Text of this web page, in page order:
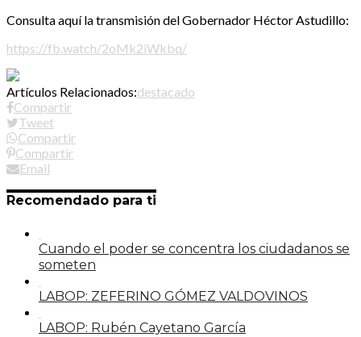
Consulta aquí la transmisión del Gobernador Héctor Astudillo:
https://fb.watch/2oMk2iWkbq/
Artículos Relacionados:destacado
Compartir
Tweet
Compartir
Compartir
Email
Recomendado para ti
Cuando el poder se concentra los ciudadanos se
someten
LABOP: ZEFERINO GÓMEZ VALDOVINOS
LABOP: Rubén Cayetano García